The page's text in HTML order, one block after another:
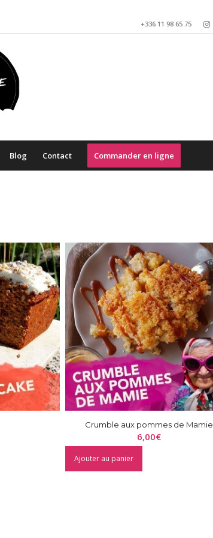
+336 11 98 65 75
Blog Contact Commander en ligne
Crumble aux pommes de Mamie
6,00€
Ajouter au panier